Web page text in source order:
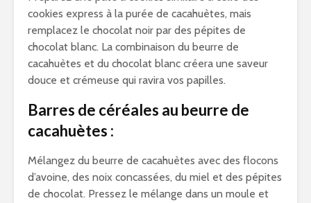
cookies express à la purée de cacahuètes, mais
remplacez le chocolat noir par des pépites de
chocolat blanc. La combinaison du beurre de
cacahuètes et du chocolat blanc créera une saveur
douce et crémeuse qui ravira vos papilles.
Barres de céréales au beurre de
cacahuètes :
Mélangez du beurre de cacahuètes avec des flocons
d’avoine, des noix concassées, du miel et des pépites
de chocolat. Pressez le mélange dans un moule et